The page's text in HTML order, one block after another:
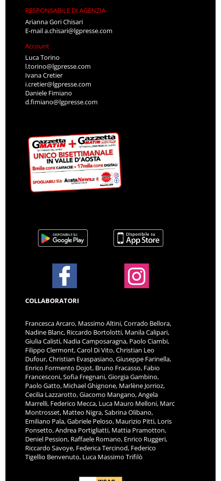
RESPONSABILE DI AGENZIA
Arianna Gori Chisari
E-maila.chisari@lgpresse.com
Account
Luca Torino
l.torino@lgpresse.com
Ivana Cretier
i.cretier@lgpresse.com
Daniele Fimiano
d.fimiano@lgpresse.com
COLLABORATORI
Francesca Arcaro, Massimo Altini, Corrado Bellora,
Nadine Blanc, Riccardo Bortolotti, Manila Calipari,
Giulia Calisti, Nadia Camposaragna, Paolo Ciambi,
Filippo Clermont, Carol Di Vito, Christian Leo
Dufour, Christian Evaspasiano, Giuseppe Farinella,
Enrico Formento Dojot, Bruno Fracasso, Fabio
Francesconi, Sofia Fregnani, Giorgia Gambino,
Paolo Gatto, Michael Ghignone, Marlène Jorrioz,
Cecilia Lazzarotto, Giacomo Mangano, Angela
Marrelli, Federico Mecca, Luca Mauro Melloni, Marc
Montrosset, Matteo Nigra, Sabrina Olibano,
Emiliano Pala, Gabriele Peloso, Maurizio Pitti, Loris
Ponsetto, Andrea Portigliatti, Mattia Pramotton,
Deniel Pession, Raffaele Romano, Enrico Ruggeri,
Riccardo Savoye, Federica Tercinod, Federico
Tigellio Benvenuto, Luca Massimo Trifilò